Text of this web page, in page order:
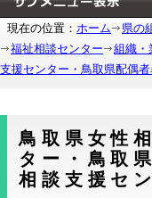
現在の位置： ホーム 県の
福祉相談センター
組織・
支援センター・鳥取県配偶
鳥取県女性
ター・鳥取
相談支援セ